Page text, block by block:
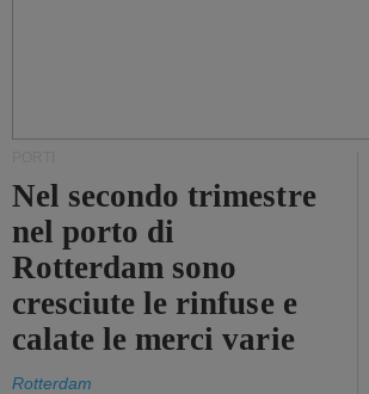
Nel secondo trimestre
nel porto di
Rotterdam sono
cresciute le rinfuse e
calate le merci varie
Rotterdam